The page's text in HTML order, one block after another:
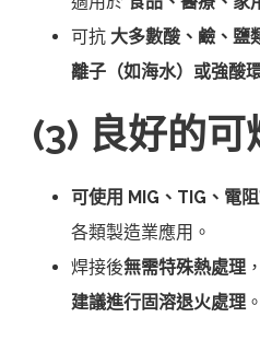
可抗 大多數酸、鹼、鹽
離子（如海水）或強酸
(3) 良好的可
可使用 MIG、TIG、電
各類製造業應用。
焊接後無需特殊熱處理
建議進行固溶退火處理 。